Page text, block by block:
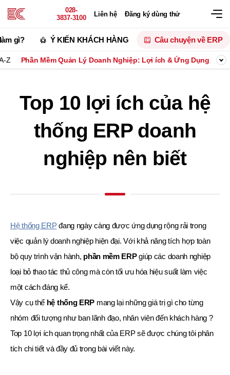
028-
3837-3100
Liên hệ Đăng ký dùng thử
gì? Ý KIẾN KHÁCH HÀNG Câu chuyện về ERP
Z Phần Mềm Quản Lý Doanh Nghiệp: Lợi ích & Ứng Dụng
Top 10 lợi ích của hệ
thống ERP doanh
nghiệp nên biết
Hệ thống ERPđang ngày càng được ứng dụng rộng rải trong
việc quản lý doanh nghiệp hiện đại. Với khả năng tích hợp toàn
bộ quy trình vận hành, phần mềm ERPgiúp các doanh nghiệp
loại bỏ thao tác thủ công mà còn tối ưu hóa hiệu suất làm việc
một cách đáng kể.
Vậy cụ thể hệ thống ERP mang lại những giá trị gì cho từng
nhóm đối tượng như ban lãnh đạo, nhân viên đến khách hàng ?
Top 10 lợi ích quan trọng nhất của ERP sẽ được chúng tôi phân
tích chi tiết và đầy đủ trong bài viết này.